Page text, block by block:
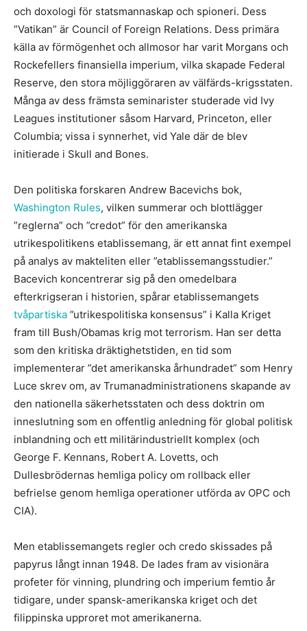
och doxologi för statsmannaskap och spioneri. Dess
”Vatikan” är Council of Foreign Relations. Dess primära
källa av förmögenhet och allmosor har varit Morgans och
Rockefellers finansiella imperium, vilka skapade Federal
Reserve, den stora möjliggöraren av välfärds-krigsstaten.
Många av dess främsta seminarister studerade vid Ivy
Leagues institutioner såsom Harvard, Princeton, eller
Columbia; vissa i synnerhet, vid Yale där de blev
initierade i Skull and Bones.
Den politiska forskaren Andrew Bacevichs bok,
Washington Rules, vilken summerar och blottlägger
”reglerna” och ”credot” för den amerikanska
utrikespolitikens etablissemang, är ett annat fint exempel
på analys av makteliten eller ”etablissemangsstudier.”
Bacevich koncentrerar sig på den omedelbara
efterkrigseran i historien, spårar etablissemangets
tvåpartiska ”utrikespolitiska konsensus” i Kalla Kriget
fram till Bush/Obamas krig mot terrorism. Han ser detta
som den kritiska dräktighetstiden, en tid som
implementerar ”det amerikanska århundradet” som Henry
Luce skrev om, av Trumanadministrationens skapande av
den nationella säkerhetsstaten och dess doktrin om
inneslutning som en offentlig anledning för global politisk
inblandning och ett militärindustriellt komplex (och
George F. Kennans, Robert A. Lovetts, och
Dullesbrödernas hemliga policy om rollback eller
befrielse genom hemliga operationer utförda av OPC och
CIA).
Men etablissemangets regler och credo skissades på
papyrus långt innan 1948. De lades fram av visionära
profeter för vinning, plundring och imperium femtio år
tidigare, under spansk-amerikanska kriget och det
filippinska upproret mot amerikanerna.